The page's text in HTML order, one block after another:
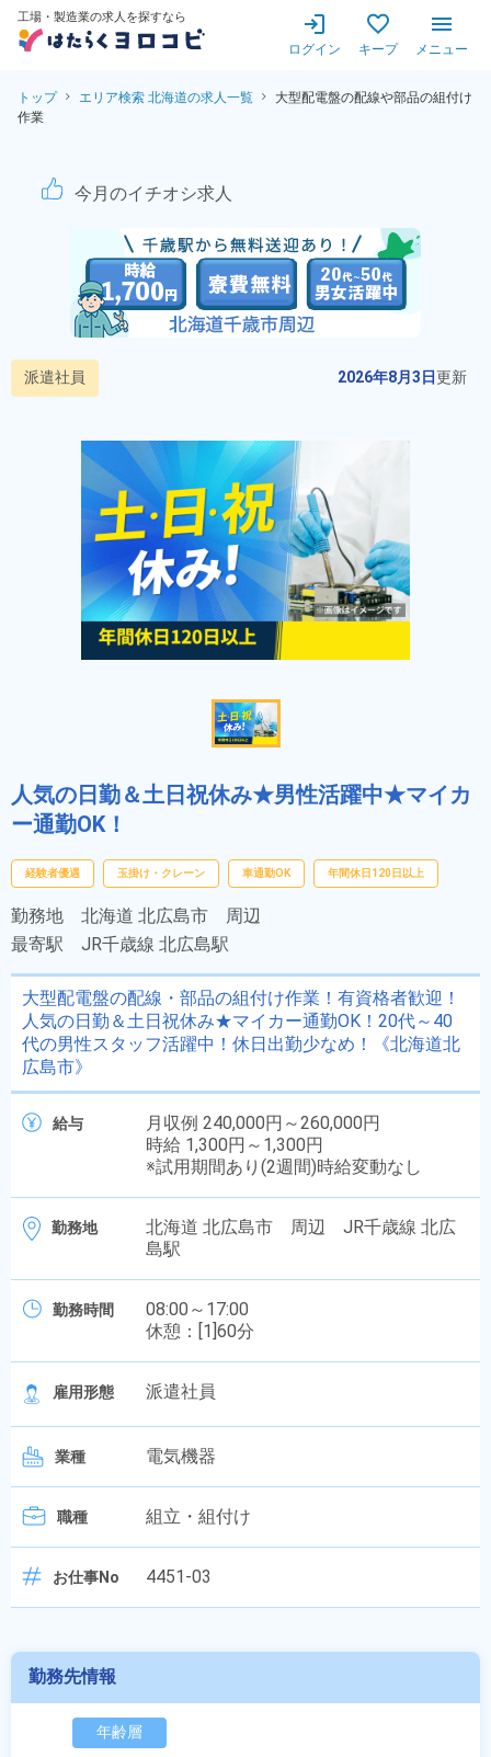
工場・製造業の求人を探すなら
ログイン キープ メニュー
トップ エリア検索 北海道の求人一覧
大型配電盤の配線や部品の組付け
作業
大型配電盤の配線・部品の
今月のイチオシ求人
派遣社員 2026年8月3日更新
人気の日勤＆土日祝休み★男性活躍中★マイカ
ー通勤OK！
経験者優遇 玉掛け・クレーン 車通勤OK 年間休日120日以上
勤務地 北海道 北広島市 周辺
最寄駅 JR千歳線 北広島駅
大型配電盤の配線・部品の組付け作業！有資格者歓迎！
人気の日勤＆土日祝休み★マイカー通勤OK！20代～40
代の男性スタッフ活躍中！休日出勤少なめ！《北海道北
広島市》
給与
月収例 240,000円～260,000円
時給 1,300円～1,300円
※試用期間あり(2週間)時給変動なし
勤務地
北海道 北広島市 周辺 JR千歳線 北広
島駅
勤務時間
08:00～17:00
休憩：[1]60分
雇用形態 派遣社員
業種 電気機器
職種 組立・組付け
お仕事No 4451-03
勤務先情報
年齢層